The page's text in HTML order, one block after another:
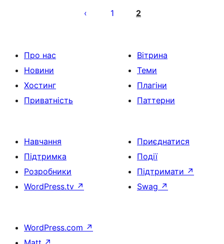
записів
1 2
Про нас
Новини
Хостинг
Приватність
Вітрина
Теми
Плагіни
Паттерни
Навчання
Підтримка
Розробники
WordPress.tv ↗
Приєднатися
Події
Підтримати ↗
Swag ↗
WordPress.com ↗